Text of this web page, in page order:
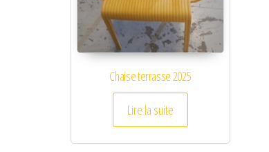
Chaise terrasse 2025
Lire la suite